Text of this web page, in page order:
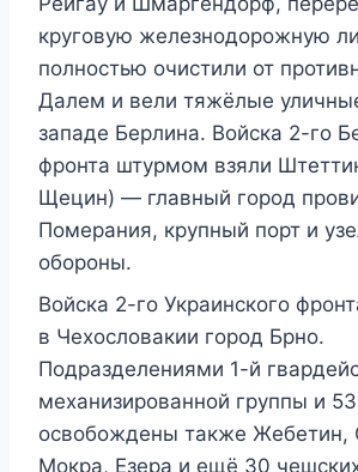
круговую железнодорожную
полностью очистили от
Далем и вели тяжёлые
западе Берлина. Войска 2-го
фронта штурмом взяли
Щецин) — главный город
Померания, крупный порт и
обороны.
Войска 2-го Украинского
в Чехословакии город Брно.
Подразделениями 1-й
механизированной группы и
освобождены также
Мокра, Езера и ещё 30